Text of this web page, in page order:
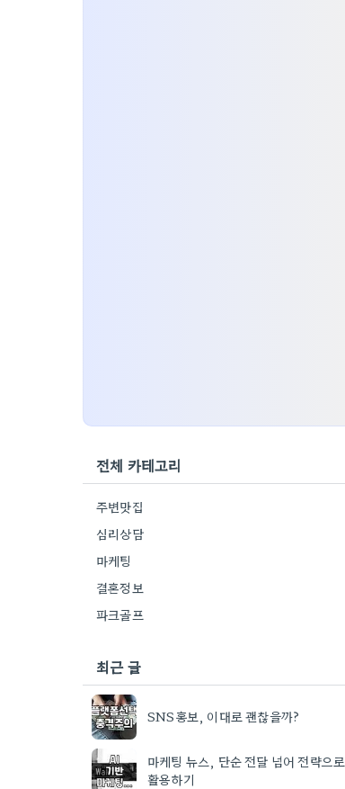
전체 카테고리
주변맛집
심리상담
마케팅
결혼정보
파크골프
최근 글
SNS홍보, 이대로 괜찮을까?
마케팅 뉴스, 단순 전달 넘어 전략으로
활용하기